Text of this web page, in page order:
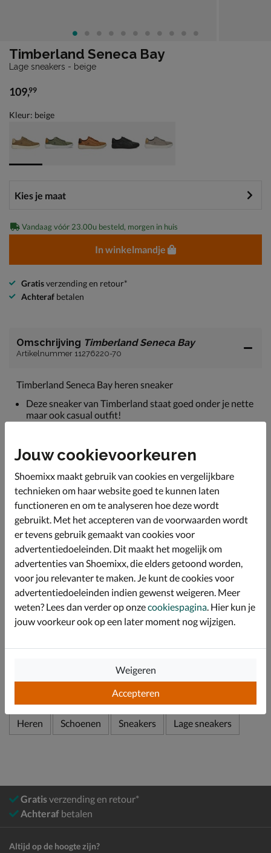
Timberland Seneca Bay
Lage sneakers - beige
€ 109,99
109,99
Kleur: beige
Vandaag vóór 23.00u besteld, morgen in huis
In winkelmandje
Gratisverzending en retour*
Achteraf betalen
Omschrijving Timberland Seneca Bay
Artikelnummer 11276220-70
Timberland Seneca Bay heren sneaker
Deze sneaker van Timberland staat goed onder je nette
maar ook casual outfit!
ondersteunen hiermee de verantwoorde productie van
De binnenkant voelt zacht aan en is gevoerd met het
ReBOTL-textiel dat voor minimaal 50% uit gerecycled
plastic bestaat.
Bevat een Ortholite-voetbed dat langdurige demping
biedt en de schoen langer fris houdt.
Door de EVA-tussenzool ervaar je optimale
schokabsorptie en loop je de heledag comfortabel rond.
De antislip inlays in de rubberen loopzool zorgen
stabiliteit en grip.
Heren Schoenen Sneakers Lage sneakers
Gratisverzending en retour*
Achteraf betalen
Altijd op de hoogte zijn?
Jouw cookievoorkeuren
Shoemixx maakt gebruik van cookies en vergelijkbare
technieken om haar website goed te kunnen laten
functioneren en om te analyseren hoe deze wordt
gebruikt. Met het accepteren van de voorwaarden wordt
er tevens gebruik gemaakt van cookies voor
advertentiedoeleinden. Dit maakt het mogelijk om
advertenties van Shoemixx, die elders getoond worden,
voor jou relevanter te maken. Je kunt de cookies voor
advertentiedoeleinden indien gewenst weigeren. Meer
weten? Lees dan verder op onzecookiespagina . Hier kun je
jouw voorkeur ook op een later moment nog wijzigen.
Accepteren
Weigeren